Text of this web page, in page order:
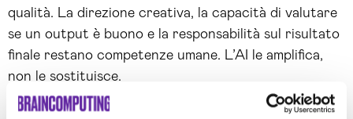
qualità. La direzione creativa, la capacità di valutare
se un output è buono e la responsabilità sul risultato
finale restano competenze umane. L’AI le amplifica,
non le sostituisce.
InBrain Computing
affianchiamo le aziende italiane